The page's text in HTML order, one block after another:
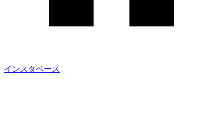
インスタベース